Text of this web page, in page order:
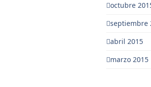
octubre
septiembre
abril 2015
marzo 2015